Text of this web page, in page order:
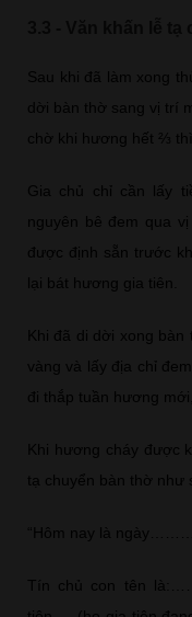
Sau khi đã làm xong
dời bàn thờ sang vị trí
chờ khi hương hết ⅔
Gia chủ chỉ cần lấy
nguyên bê đem qua
được định sẵn trước
lại bát hương gia tiên.
Khi đã di dời xong
vàng và lấy địa chỉ
đi thắp tuần hương
Khi hương cháy được
tạ chuyển bàn thờ như
“Hôm nay là
Tín chủ con tên